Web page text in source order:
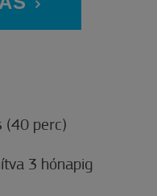
(40 perc)
3 hónapig